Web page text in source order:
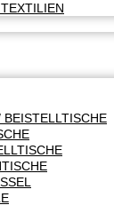
BEISTELLTISCHE